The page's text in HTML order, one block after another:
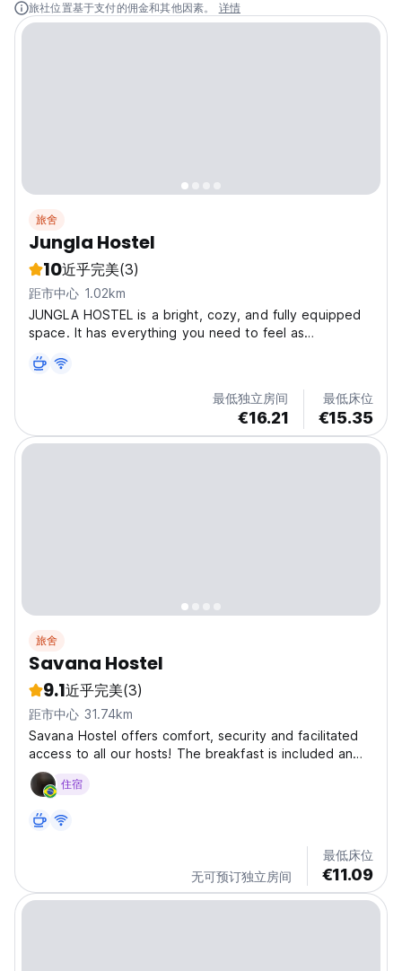
旅社位置基于支付的佣金和其他因素。 详情
旅舍
Jungla Hostel
10近乎完美(3)
距市中心 1.02km
JUNGLA HOSTEL is a bright, cozy, and fully equipped
space. It has everything you need to feel as
the main avenue of Alto Paraíso. You can walk to the
town center where bars, restaurants, pharmacies,...
最低独立房间
€16.21
最低床位
€15.35
旅舍
Savana Hostel
9.1近乎完美(3)
距市中心 31.74km
Savana Hostel offers comfort, security and facilitated
access to all our hosts! The breakfast is included an
offers milk, coffee, mixed eggs, fresh cheese, bread,
juice, Brazilian cake and fresh fruits. Linens and shower
住宿
无可预订独立房间
最低床位
€11.09